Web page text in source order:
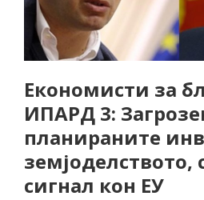
Економисти за
ИПАРД 3:
планираните
земјоделството,
сигнал кон ЕУ